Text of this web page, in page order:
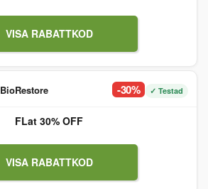
VISA RABATTKOD
BioRestore -30% ✓ Testad
FLat 30% OFF
VISA RABATTKOD